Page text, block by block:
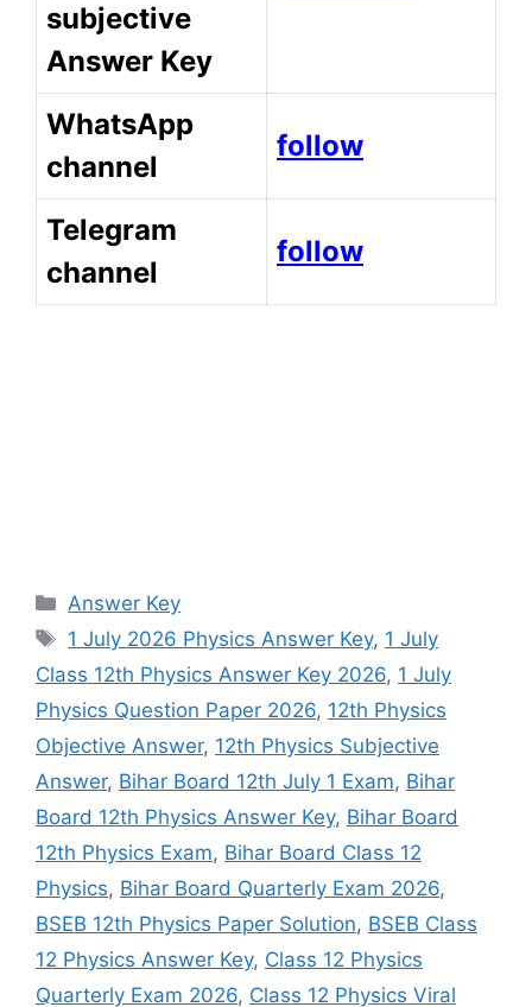
subjective
Answer Key
WhatsApp
channel
follow
Telegram
channel
follow
Categories
Answer Key
Tags
1 July 2026 Physics Answer Key, 1 July
Class 12th Physics Answer Key 2026, 1 July
Physics Question Paper 2026, 12th Physics
Objective Answer, 12th Physics Subjective
Answer, Bihar Board 12th July 1 Exam, Bihar
Board 12th Physics Answer Key, Bihar Board
12th Physics Exam, Bihar Board Class 12
Physics, Bihar Board Quarterly Exam 2026,
BSEB 12th Physics Paper Solution, BSEB Class
12 Physics Answer Key, Class 12 Physics
Quarterly Exam 2026, Class 12 Physics Viral